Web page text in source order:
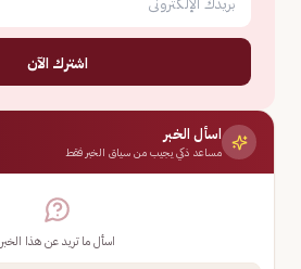
اشترك الآن
اسأل الخبر
مساعد ذكي يجيب من سياق الخبر فقط
اسأل ما تريد عن هذا الخبر